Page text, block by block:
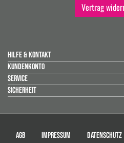
Vertrag
HILFE & KONTAKT
KUNDENKONTO
SERVICE
SICHERHEIT
AGB IMPRESSUM DATENSCHUTZ